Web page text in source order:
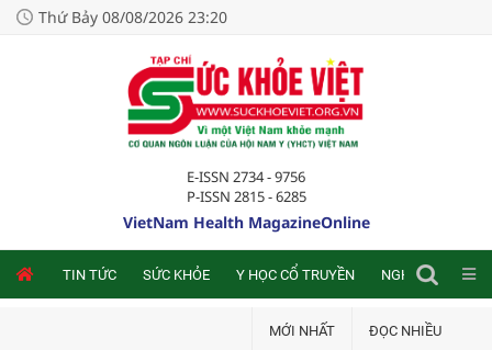
Thứ Bảy 08/08/2026 23:20
E-ISSN 2734 - 9756
P-ISSN 2815 - 6285
VietNam Health MagazineOnline
TIN TỨC SỨC KHỎE Y HỌC CỔ TRUYỀN NGHIÊN CỨU
MỚI NHẤT ĐỌC NHIỀU